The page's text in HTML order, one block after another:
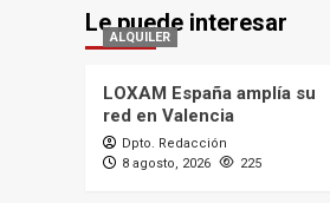
Le puede interesar
ALQUILER
LOXAM España amplía su
red en Valencia
Dpto. Redacción
8 agosto, 2026
225